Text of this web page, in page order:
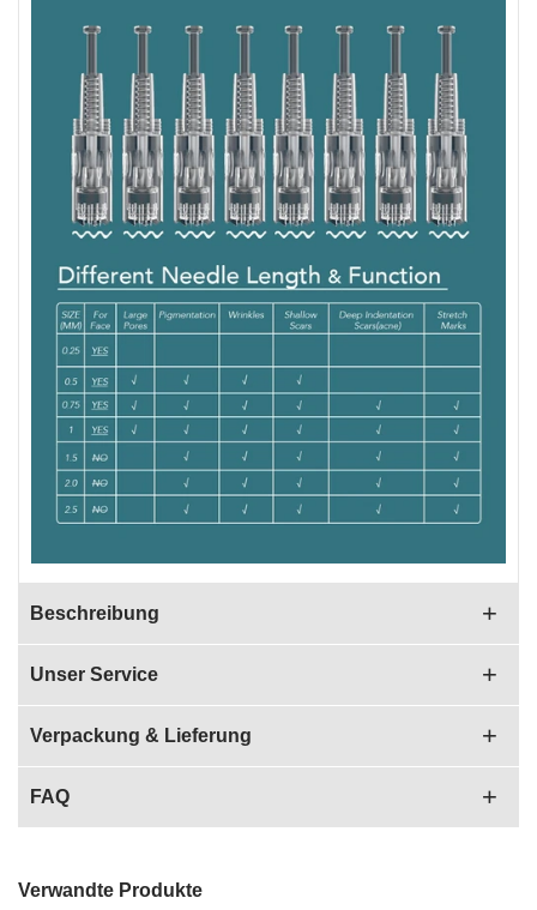
Beschreibung
Unser Service
Verpackung & Lieferung
FAQ
Verwandte Produkte